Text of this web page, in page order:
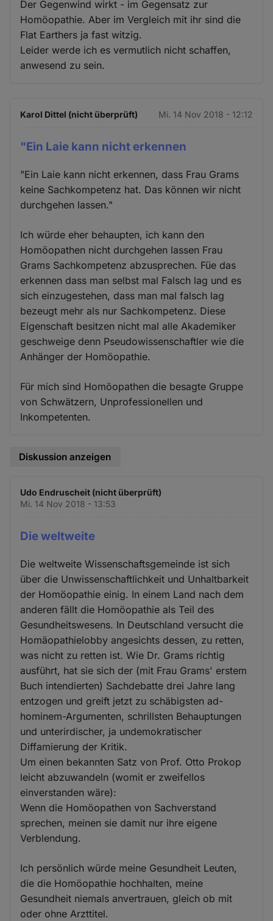
Der Gegenwind wirkt - im Gegensatz zur
Homöopathie. Aber im Vergleich mit ihr sind die
Flat Earthers ja fast witzig.
Leider werde ich es vermutlich nicht schaffen,
anwesend zu sein.
Karol Dittel (nicht überprüft) Mi. 14 Nov 2018 - 12:12
"Ein Laie kann nicht erkennen
"Ein Laie kann nicht erkennen, dass Frau Grams
keine Sachkompetenz hat. Das können wir nicht
durchgehen lassen."
Ich würde eher behaupten, ich kann den
Homöopathen nicht durchgehen lassen Frau
Grams Sachkompetenz abzusprechen. Füe das
erkennen dass man selbst mal Falsch lag und es
sich einzugestehen, dass man mal falsch lag
bezeugt mehr als nur Sachkompetenz. Diese
Eigenschaft besitzen nicht mal alle Akademiker
geschweige denn Pseudowissenschaftler wie die
Anhänger der Homöopathie.
Für mich sind Homöopathen die besagte Gruppe
von Schwätzern, Unprofessionellen und
Inkompetenten.
Diskussion anzeigen
Udo Endruscheit (nicht überprüft)
Mi. 14 Nov 2018 - 13:53
Die weltweite
Die weltweite Wissenschaftsgemeinde ist sich
über die Unwissenschaftlichkeit und Unhaltbarkeit
der Homöopathie einig. In einem Land nach dem
anderen fällt die Homöopathie als Teil des
Gesundheitswesens. In Deutschland versucht die
Homäopathielobby angesichts dessen, zu retten,
was nicht zu retten ist. Wie Dr. Grams richtig
ausführt, hat sie sich der (mit Frau Grams' erstem
Buch intendierten) Sachdebatte drei Jahre lang
entzogen und greift jetzt zu schäbigsten ad-
hominem-Argumenten, schrillsten Behauptungen
und unterirdischer, ja undemokratischer
Diffamierung der Kritik.
Um einen bekannten Satz von Prof. Otto Prokop
leicht abzuwandeln (womit er zweifellos
einverstanden wäre):
Wenn die Homöopathen von Sachverstand
sprechen, meinen sie damit nur ihre eigene
Verblendung.
Ich persönlich würde meine Gesundheit Leuten,
die die Homöopathie hochhalten, meine
Gesundheit niemals anvertrauen, gleich ob mit
oder ohne Arzttitel.